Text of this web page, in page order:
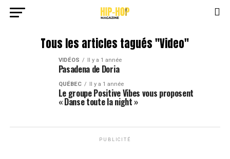
Tous les articles tagués "Video"
VIDÉOS Il y a 1 année
Pasadena de Doria
QUÉBEC Il y a 1 année
Le groupe Positive Vibes vous proposent
« Danse toute la night »
PUBLICITÉ